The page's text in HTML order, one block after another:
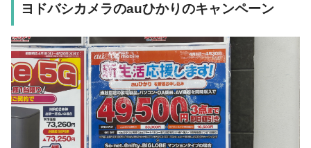
ヨドバシカメラのauひかりのキャンペーン